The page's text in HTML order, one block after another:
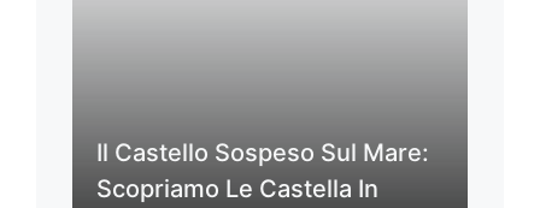
Il Castello Sospeso Sul Mare:
Scopriamo Le Castella In